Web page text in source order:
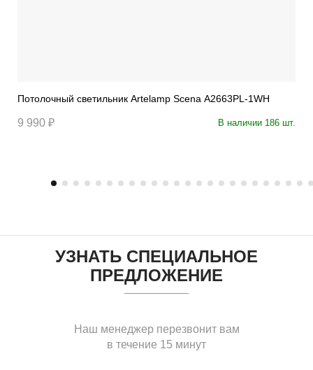
Потолочный светильник Artelamp Scena A2663PL-1WH
9 990 ₽ В наличии 186 шт.
УЗНАТЬ СПЕЦИАЛЬНОЕ
ПРЕДЛОЖЕНИЕ
Наш менеджер перезвонит вам
в течение 15 минут